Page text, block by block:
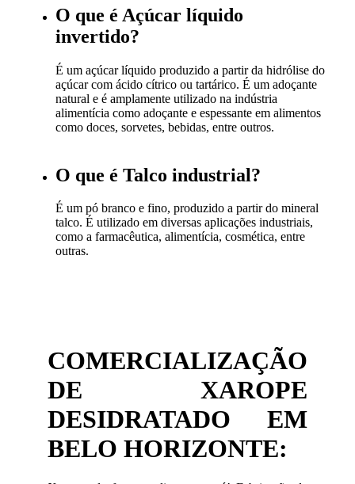
O que é Açúcar líquido
invertido?
É um açúcar líquido produzido a partir da hidrólise do
açúcar com ácido cítrico ou tartárico. É um adoçante
natural e é amplamente utilizado na indústria
alimentícia como adoçante e espessante em alimentos
como doces, sorvetes, bebidas, entre outros.
O que é Talco industrial?
É um pó branco e fino, produzido a partir do mineral
talco. É utilizado em diversas aplicações industriais,
como a farmacêutica, alimentícia, cosmética, entre
outras.
COMERCIALIZAÇÃO
DE XAROPE
DESIDRATADO EM
BELO HORIZONTE: